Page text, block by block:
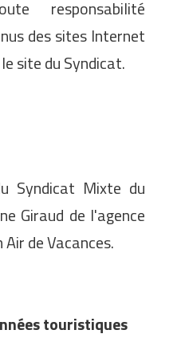
responsabilité
des sites Internet
site du Syndicat.
Syndicat Mixte du
Giraud de l'agence
de Vacances.
touristiques